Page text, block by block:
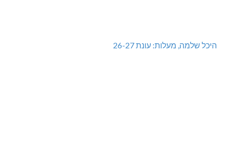
היכל שלמה, מעלות: עונת 26-27